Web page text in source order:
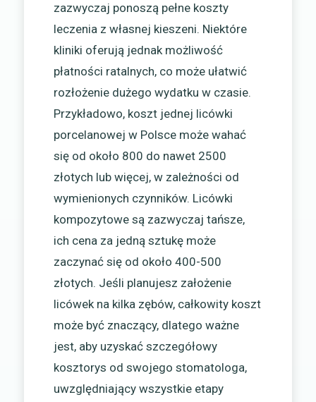
zazwyczaj ponoszą pełne koszty
leczenia z własnej kieszeni. Niektóre
kliniki oferują jednak możliwość
płatności ratalnych, co może ułatwić
rozłożenie dużego wydatku w czasie.
Przykładowo, koszt jednej licówki
porcelanowej w Polsce może wahać
się od około 800 do nawet 2500
złotych lub więcej, w zależności od
wymienionych czynników. Licówki
kompozytowe są zazwyczaj tańsze,
ich cena za jedną sztukę może
zaczynać się od około 400-500
złotych. Jeśli planujesz założenie
licówek na kilka zębów, całkowity koszt
może być znaczący, dlatego ważne
jest, aby uzyskać szczegółowy
kosztorys od swojego stomatologa,
uwzględniający wszystkie etapy